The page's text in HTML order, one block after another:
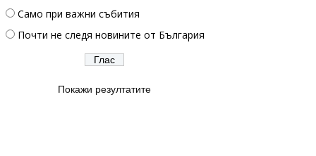
Само при важни събития
Почти не следя новините от България
Покажи резултатите